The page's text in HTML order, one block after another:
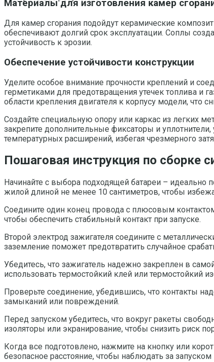
Материалы для изготовления камер
Для камер сгорания подойдут керамические
обеспечивают долгий срок эксплуатации. Соплы
устойчивость к эрозии.
Обеспечение устойчивости конструкции
Уделите особое внимание прочности креплений и
герметиками для предотвращения утечек топлива и
области крепления двигателя к корпусу модели, что
Создайте специальную опору или каркас из легких
закрепите дополнительные фиксаторы и
температурных расширений, избегая чрезмерного
Пошаговая инструкция по сборке
Начинайте с выбора подходящей батареи – идеально
жилой длиной не менее 10 сантиметров, чтобы
Соедините один конец провода с плюсовым
чтобы обеспечить стабильный контакт при запуске.
Второй электрод зажигателя соедините с
заземление поможет предотвратить случайное
Убедитесь, что зажигатель надежно закреплен в
использовать термостойкий клей или термостойкий
Проверьте соединение, убедившись, что контакты
замыканий или повреждений.
Перед запуском убедитесь, что вокруг ракеты
изоляторы или экранирование, чтобы снизить риск
Когда все подготовлено, нажмите на кнопку или
безопасное расстояние, чтобы наблюдать за запуском